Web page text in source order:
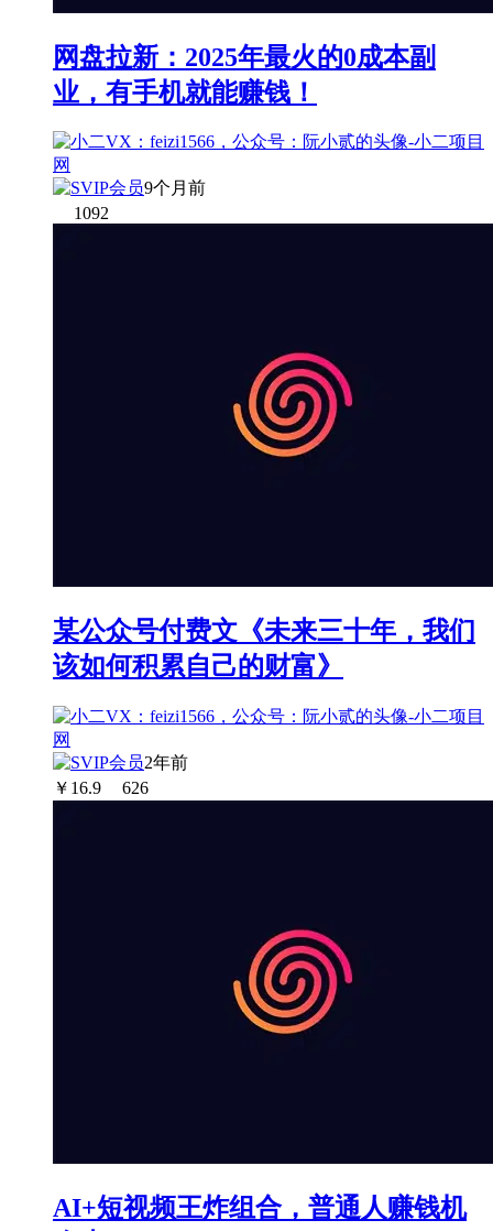
网盘拉新：2025年最火的0成本副
业，有手机就能赚钱！
9个月前
1092
某公众号付费文《未来三十年，我们
该如何积累自己的财富》
2年前
￥ 16.9 626
AI+短视频王炸组合，普通人赚钱机